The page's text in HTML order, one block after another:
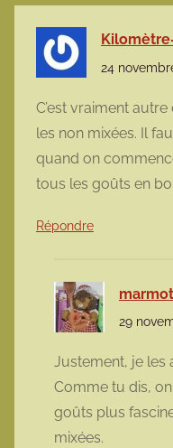
24
C’est vraiment
les non mixées. Il
quand on
tous les goûts en
Répondre
29
Justement, je les
Comme tu dis,
goûts plus
mixées.